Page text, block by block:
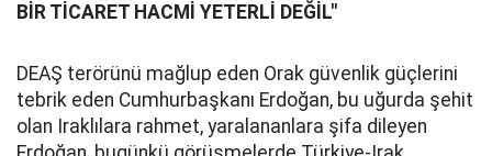
BİR TİCARET HACMİ YETERLİ DEĞİL"
DEAŞ terörünü mağlup eden Orak güvenlik güçlerini
tebrik eden Cumhurbaşkanı Erdoğan, bu uğurda şehit
olan Iraklılara rahmet, yaralananlara şifa dileyen